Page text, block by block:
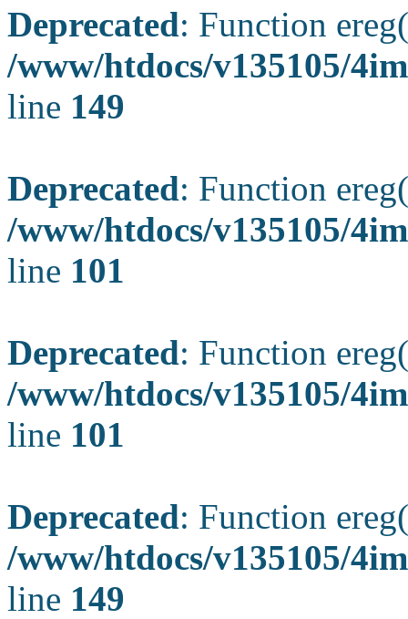
Deprecated: Function
/www/htdocs/v135105/
line 149
Deprecated: Function
/www/htdocs/v135105/
line 101
Deprecated: Function
/www/htdocs/v135105/
line 101
Deprecated: Function
/www/htdocs/v135105/
line 149